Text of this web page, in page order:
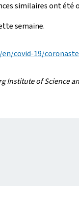
similaires ont été
semaine.
covid-19/
Institute of Science